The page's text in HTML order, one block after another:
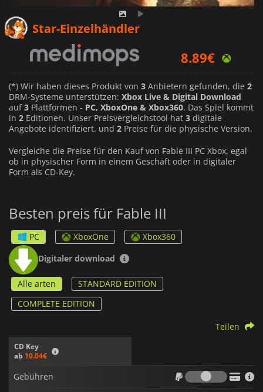
Star-Einzelhändler
8.89€
29.91€
(*) Wir haben dieses Produkt von 3 Anbietern gefunden, die 2
DRM-Systeme unterstützen: Xbox Live & Digital Download
auf3 Plattformen - PC, XboxOne & Xbox360. Das Spiel kommt
in 2 Editionen. Unser Preisvergleichstool hat 3 digitale
Angebote identifiziert. und 2 Preise für die physische Version.
Vergleiche die Preise für den Kauf von Fable III PC Xbox, egal
ob in physischer Form in einem Geschäft oder in digitaler
Form als CD-Key.
Besten preis für Fable III
PC XboxOne
Xbox360
Digitaler download
Alle arten
STANDARD EDITION
COMPLETE EDITION
CD Key
ab 10.04€
Teilen
Gebühren